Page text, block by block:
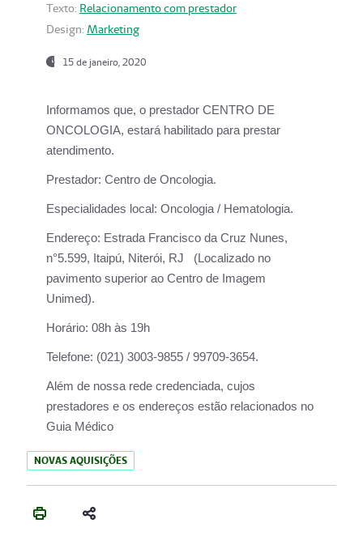
Texto: Relacionamento com prestador
Design: Marketing
15 de janeiro, 2020
Informamos que, o prestador CENTRO DE
ONCOLOGIA, estará habilitado para prestar
atendimento.
Prestador: Centro de Oncologia.
Especialidades local: Oncologia / Hematologia.
Endereço: Estrada Francisco da Cruz Nunes,
n°5.599, Itaipú, Niterói, RJ (Localizado no
pavimento superior ao Centro de Imagem
Unimed).
Horário: 08h às 19h
Telefone: (021) 3003-9855 / 99709-3654.
Além de nossa rede credenciada, cujos
prestadores e os endereços estão relacionados no
Guia Médico
NOVAS AQUISIÇÕES